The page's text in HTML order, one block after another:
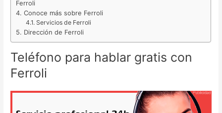
Ferroli
Conoce más sobre Ferroli
Servicios de Ferroli
Dirección de Ferroli
Teléfono para hablar gratis con
Ferroli